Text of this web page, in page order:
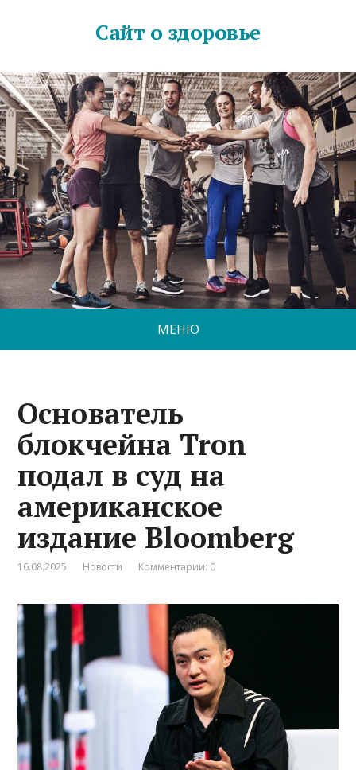
Сайт о здоровье
МЕНЮ
Основатель
блокчейна Tron
подал в суд на
американское
издание Bloomberg
16.08.2025 Новости Комментарии: 0